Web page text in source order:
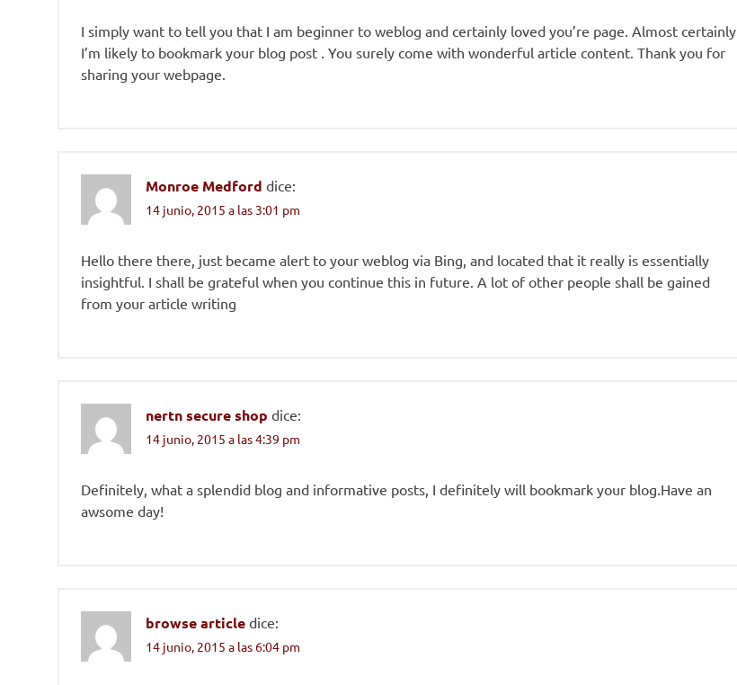
I simply want to tell you that I am beginner to weblog and certainly loved you’re page. Almost certainly
I’m likely to bookmark your blog post . You surely come with wonderful article content. Thank you for
sharing your webpage.
Monroe Medford dice:
14 junio, 2015 a las 3:01 pm
Hello there there, just became alert to your weblog via Bing, and located that it really is essentially
insightful. I shall be grateful when you continue this in future. A lot of other people shall be gained
from your article writing
nertn secure shop dice:
14 junio, 2015 a las 4:39 pm
Definitely, what a splendid blog and informative posts, I definitely will bookmark your blog.Have an
awsome day!
browse article dice:
14 junio, 2015 a las 6:04 pm